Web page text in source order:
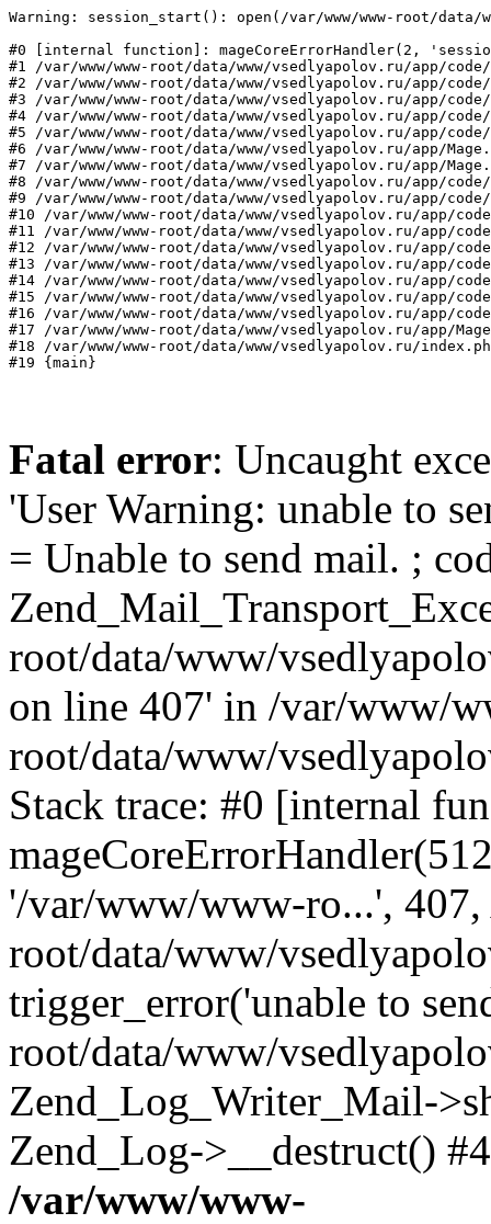
Warning: session_start(): open(/var/www/www-root/
#0 [internal function]: mageCoreErrorHandler(2,
#1 /var/www/www-root/data/www/vsedlyapolov.ru/app/
#2 /var/www/www-root/data/www/vsedlyapolov.ru/app/
#3 /var/www/www-root/data/www/vsedlyapolov.ru/app/
#4 /var/www/www-root/data/www/vsedlyapolov.ru/app/
#5 /var/www/www-root/data/www/vsedlyapolov.ru/app/
#6 /var/www/www-root/data/www/vsedlyapolov.ru/app/
#7 /var/www/www-root/data/www/vsedlyapolov.ru/app/
#8 /var/www/www-root/data/www/vsedlyapolov.ru/app/
#9 /var/www/www-root/data/www/vsedlyapolov.ru/app/
#10 /var/www/www-root/data/www/vsedlyapolov.ru/app/
#11 /var/www/www-root/data/www/vsedlyapolov.ru/app/
#12 /var/www/www-root/data/www/vsedlyapolov.ru/app/
#13 /var/www/www-root/data/www/vsedlyapolov.ru/app/
#14 /var/www/www-root/data/www/vsedlyapolov.ru/app/
#15 /var/www/www-root/data/www/vsedlyapolov.ru/app/
#16 /var/www/www-root/data/www/vsedlyapolov.ru/app/
#17 /var/www/www-root/data/www/vsedlyapolov.ru/app/
#18 /var/www/www-root/data/www/vsedlyapolov.ru/
#19 {main}
Fatal error: Uncaught
'User Warning: unable to
= Unable to send mail. ;
root/data/www/
on line 407' in /var/www/
root/data/www/
Stack trace: #0 [internal
'/var/www/www-ro...',
root/data/www/
trigger_error('unable to
root/data/www/
Zend_Log_Writer_Mail-
Zend_Log->__destruct()
/var/www/www-